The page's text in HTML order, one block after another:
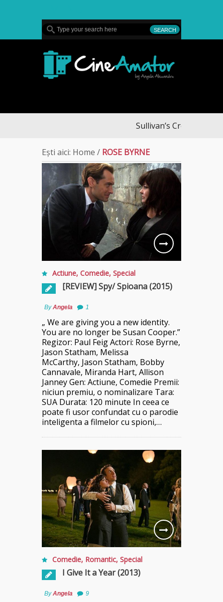
Sullivan’s Crossing –
Ești aici: Home / ROSE BYRNE
Actiune, Comedie, Special
[REVIEW] Spy/ Spioana (2015)
ByAngela 1
„ We are giving you a new identity.
You are no longer be Susan Cooper.”
Regizor: Paul Feig Actori: Rose Byrne,
Jason Statham, Melissa
McCarthy, Jason Statham, Bobby
Cannavale, Miranda Hart, Allison
Janney Gen: Actiune, Comedie Premii:
niciun premiu, o nominalizare Tara:
SUA Durata: 120 minute In ceea ce
poate fi usor confundat cu o parodie
inteligenta a filmelor cu spioni,…
Comedie, Romantic, Special
I Give It a Year (2013)
ByAngela 9